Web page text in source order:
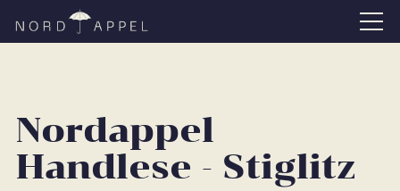
Nordappel
Handlese - Stiglitz